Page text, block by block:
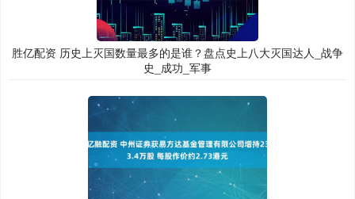
胜亿配资 历史上灭国数量最多的是谁？盘点史上八大灭国达人_战争
史_成功_军事